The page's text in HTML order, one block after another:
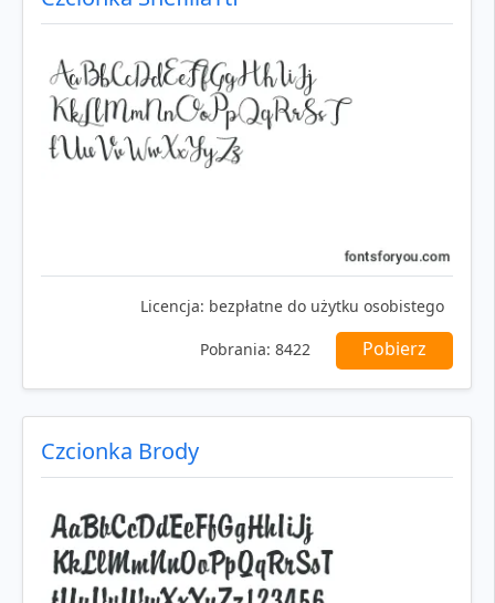
Licencja: bezpłatne do użytku osobistego
Pobrania: 8422 Pobierz
Czcionka Brody